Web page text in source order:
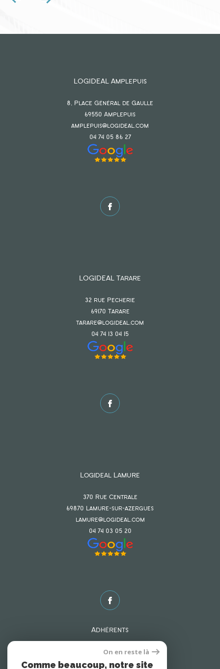
LOGIDEAL Amplepuis
8, Place Général de Gaulle
69550 amplepuis
amplepuis@logideal.com
04 74 05 86 27
LOGIDEAL Tarare
32 rue Pecherie
69170 tarare
tarare@logideal.com
04 74 13 04 15
Logideal Lamure
370 Rue Centrale
69870 lamure-sur-azergues
lamure@logideal.com
04 74 03 05 20
Adhérents
On en reste là
Comme beaucoup, notre site